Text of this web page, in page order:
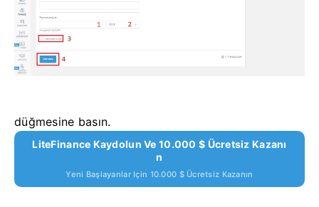
düğmesine basın.
LiteFinance Kaydolun Ve 10.000 $ Ücretsiz Kazanı
N
Yeni Başlayanlar Için 10.000 $ Ücretsiz Kazanın